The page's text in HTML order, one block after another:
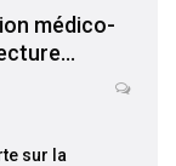
médico-
sur la